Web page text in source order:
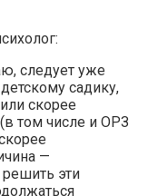
следует уже
садику,
скорее
том числе и ОРЗ
—
эти